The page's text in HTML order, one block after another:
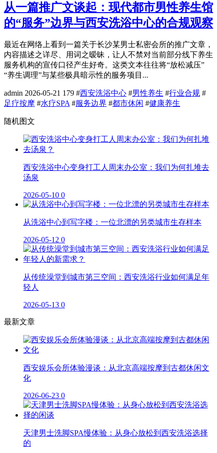
从一篇推广文谈起：现代都市男性养生馆
的“服务”边界与西安洗浴中心的合规观察
最近在网络上看到一篇关于长沙某男士私密会所的推广文章，
内容描述之详尽、用词之暧昧，让人不禁对当前部分线下养生
服务机构的宣传口径产生好奇。这类文本往往将“放松减压”
“养生调理”与某些极具暗示性的服务项目...
admin 2026-05-21 179 #西安洗浴中心 #男性养生 #行业合规 #
足疗按摩 #水疗SPA#服务边界 #都市休闲 #健康养生
随机图文
西安洗浴中心变身打工人周末办公室：我们为何扎堆去
汤泉
2026-05-10 0
从洗浴中心到写字楼：一位北漂的另类城市生存样本
2026-05-12 0
从传统澡堂到城市第三空间：西安洗浴行业如何满足年
轻人
2026-05-13 0
最新文章
西安娱乐会所体验漫谈：从北京高端按摩到古都休闲文
化
2026-06-23 0
天津男士洗脚SPA慢体验：从身心放松到西安洗浴选择
的